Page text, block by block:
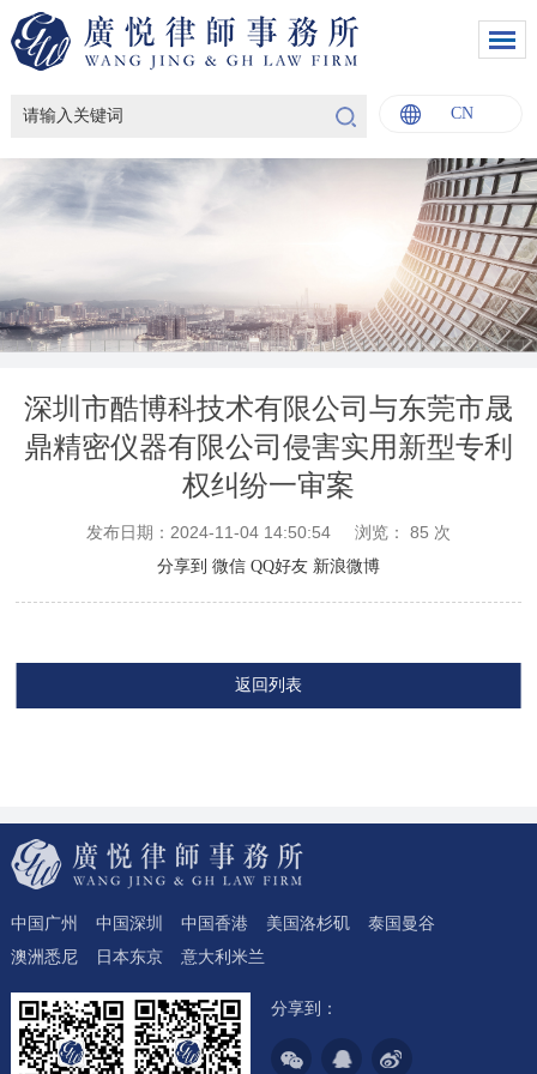
CN
中文
Italiano
Français
深圳市酷博科技术有限公司与东莞市晟
鼎精密仪器有限公司侵害实用新型专利
权纠纷一审案
发布日期：2024-11-04 14:50:54 浏览： 85 次
分享到 微信 QQ好友 新浪微博
返回列表
中国广州 中国深圳 中国香港 美国洛杉矶
泰国曼谷
澳洲悉尼
日本东京 意大利米兰
分享到：